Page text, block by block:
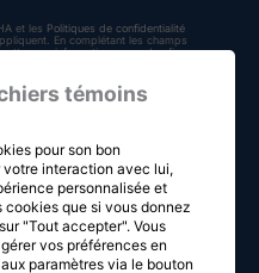
et les Politiques de confidentialité
En complétant les champs
vos informations pour des fins
LA DEMANDE
témoins
pour son bon
interaction avec lui,
personnalisée et
que si vous donnez
"Tout accepter". Vous
vos préférences en
paramètres via le bouton